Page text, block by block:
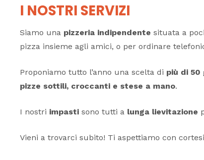
I NOSTRI SERVIZI
Siamo una pizzeria indipendente situata a
pizza insieme agli amici, o per ordinare
Proponiamo tutto l’anno una scelta di più di
pizze sottili, croccanti e stese a mano.
I nostri impasti sono tutti a lunga lievitazione
Vieni a trovarci subito! Ti aspettiamo con